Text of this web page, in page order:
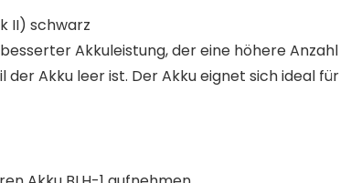
II) schwarz
Akkuleistung, der eine höhere
Akku leer ist. Der Akku eignet sich ideal